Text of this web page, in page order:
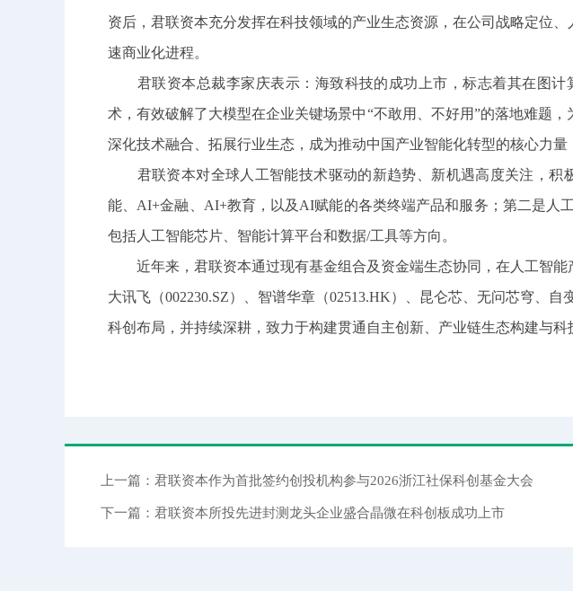
资后，君联资本充分发挥在科技领域的产业生态资源，在公司战略定位
速商业化进程。
君联资本总裁李家庆表示：海致科技的成功上市，标志着其在图计
术，有效破解了大模型在企业关键场景中“不敢用、不好用”的落地难题
深化技术融合、拓展行业生态，成为推动中国产业智能化转型的核心力
君联资本对全球人工智能技术驱动的新趋势、新机遇高度关注，积
能、AI+金融、AI+教育，以及AI赋能的各类终端产品和服务；第二是人
包括人工智能芯片、智能计算平台和数据/工具等方向。
近年来，君联资本通过现有基金组合及资金端生态协同，在人工智能
大讯飞（002230.SZ）、智谱华章（02513.HK）、昆仑芯、无问芯穹、
科创布局，并持续深耕，致力于构建贯通自主创新、产业链生态构建与科
上一篇：君联资本作为首批签约创投机构参与2026浙江社保科创基金大会
下一篇：君联资本所投先进封测龙头企业盛合晶微在科创板成功上市